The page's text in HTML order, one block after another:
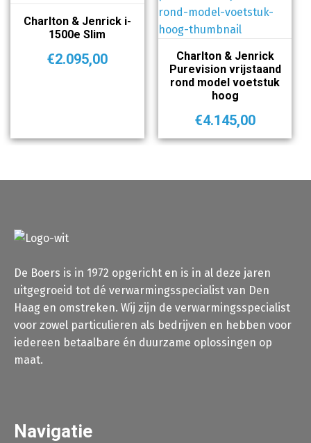
Charlton & Jenrick i-
1500e Slim
€2.095,00
Charlton & Jenrick
Purevision vrijstaand
rond model voetstuk
hoog
€4.145,00
De Boers is in 1972 opgericht en is in al deze jaren
uitgegroeid tot dé verwarmingsspecialist van Den
Haag en omstreken. Wij zijn de verwarmingsspecialist
voor zowel particulieren als bedrijven en hebben voor
iedereen betaalbare én duurzame oplossingen op
maat.
Navigatie